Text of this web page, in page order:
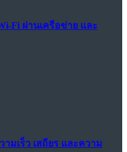
Fi ผ่านเครือข่าย และ
ามเร็ว เสถียร และความ